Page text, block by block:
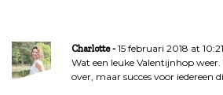
Charlotte
15 februari 2018 at 10:21
Wat een leuke Valentijnhop weer.
over, maar succes voor iedereen